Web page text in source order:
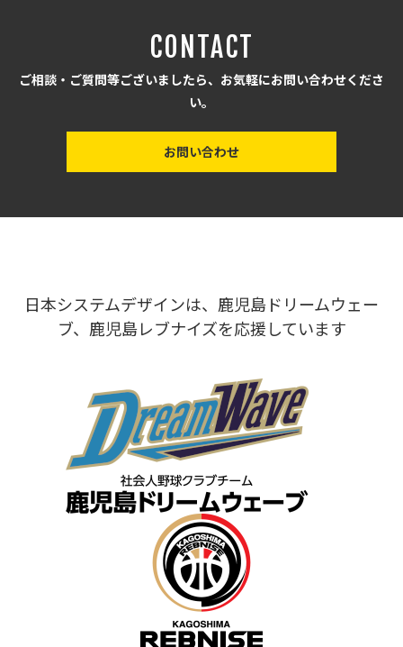
CONTACT
ご相談・ご質問等ございましたら、お気軽にお問い合わせくださ
い。
お問い合わせ
日本システムデザインは、鹿児島ドリームウェー
ブ、鹿児島レブナイズを応援しています